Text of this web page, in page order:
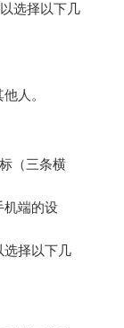
选择以下几
人。
（三条横
机端的设
选择以下几